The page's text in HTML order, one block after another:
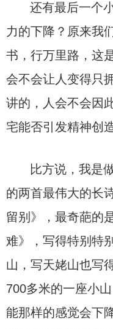
还有最后一个
力的下降？原来我
书，行万里路，这
会不会让人变得只
讲的，人会不会因
宅能否引发精神创
比方说，我是
的两首最伟大的长
留别》，最奇葩的
难》，写得特别特
山，写天姥山也写
700多米的一座小
能那样的感觉会下